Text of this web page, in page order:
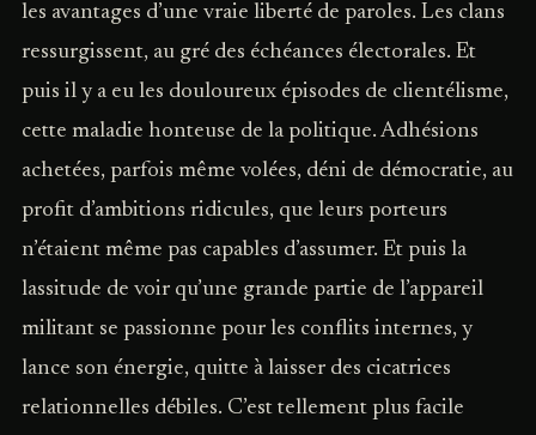
les avantages d’une vraie liberté de paroles. Les clans
ressurgissent, au gré des échéances électorales. Et
puis il y a eu les douloureux épisodes de clientélisme,
cette maladie honteuse de la politique. Adhésions
achetées, parfois même volées, déni de démocratie, au
profit d’ambitions ridicules, que leurs porteurs
n’étaient même pas capables d’assumer. Et puis la
lassitude de voir qu’une grande partie de l’appareil
militant se passionne pour les conflits internes, y
lance son énergie, quitte à laisser des cicatrices
relationnelles débiles. C’est tellement plus facile